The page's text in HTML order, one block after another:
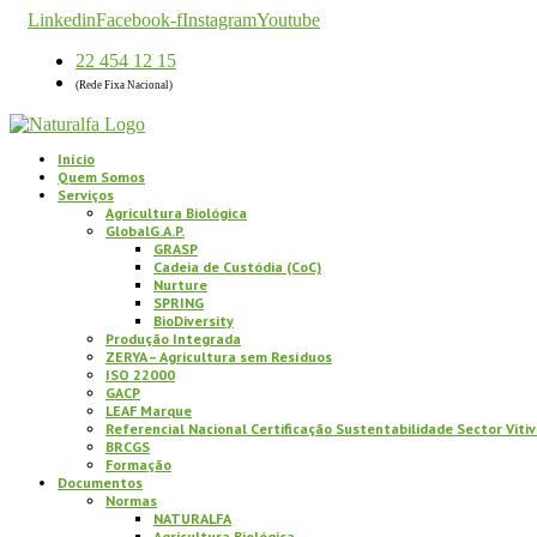
LinkedinFacebook-fInstagramYoutube
22 454 12 15
(Rede Fixa Nacional)
Início
Quem Somos
Serviços
Agricultura Biológica
GlobalG.A.P.
GRASP
Cadeia de Custódia (CoC)
Nurture
SPRING
BioDiversity
Produção Integrada
ZERYA – Agricultura sem Resíduos
ISO 22000
GACP
LEAF Marque
Referencial Nacional Certificação Sustentabilidade Sector
BRCGS
Formação
Documentos
Normas
NATURALFA